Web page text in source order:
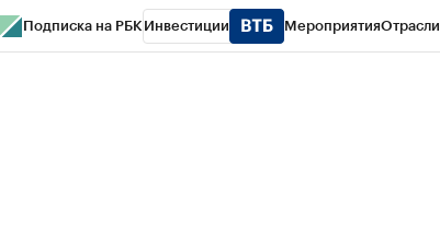
Подписка на РБК Инвестиции МероприятияОтрасли